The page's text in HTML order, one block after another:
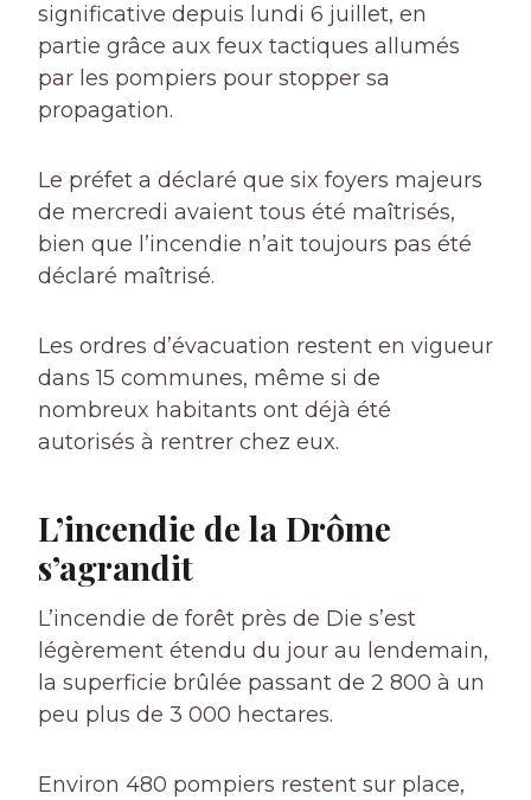
significative depuis lundi 6 juillet, en
partie grâce aux feux tactiques allumés
par les pompiers pour stopper sa
propagation.
Le préfet a déclaré que six foyers majeurs
de mercredi avaient tous été maîtrisés,
bien que l’incendie n’ait toujours pas été
déclaré maîtrisé.
Les ordres d’évacuation restent en vigueur
dans 15 communes, même si de
nombreux habitants ont déjà été
autorisés à rentrer chez eux.
L’incendie de la Drôme
s’agrandit
L’incendie de forêt près de Die s’est
légèrement étendu du jour au lendemain,
la superficie brûlée passant de 2 800 à un
peu plus de 3 000 hectares.
Environ 480 pompiers restent sur place,